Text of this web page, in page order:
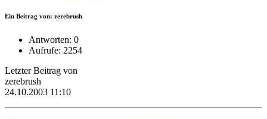
Ein Beitrag von: zerebrush
Antworten: 0
Aufrufe: 2254
Letzter Beitrag von
zerebrush
24.10.2003 11:10